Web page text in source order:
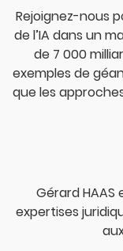
Rejoignez-nous
de l’IA dans un
de 7 000
exemples de
que les
Gérard HAAS
expertises